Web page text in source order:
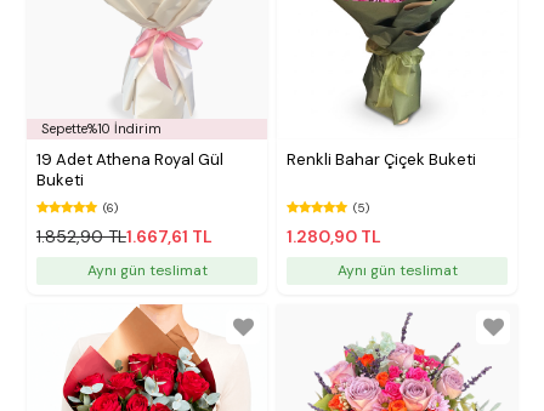
Sepette%10 İndirim
19 Adet Athena Royal Gül
Buketi
(6)
1.852,90 TL1.667,61 TL
Aynı gün teslimat
Renkli Bahar Çiçek Buketi
(5)
1.280,90 TL
Aynı gün teslimat